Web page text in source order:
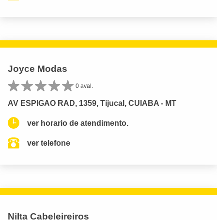
Joyce Modas
0 aval.
AV ESPIGAO RAD, 1359, Tijucal, CUIABA - MT
ver horario de atendimento.
ver telefone
Nilta Cabeleireiros